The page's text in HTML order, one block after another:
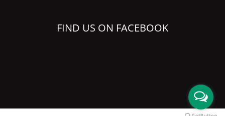
FIND US ON FACEBOOK